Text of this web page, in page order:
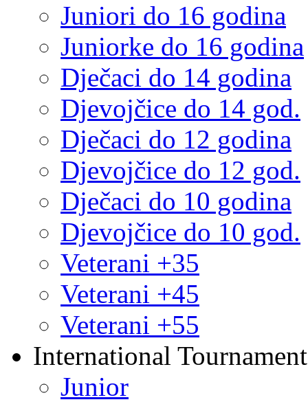
Juniori do 16 godina
Juniorke do 16 godina
Dječaci do 14 godina
Djevojčice do 14 god.
Dječaci do 12 godina
Djevojčice do 12 god.
Dječaci do 10 godina
Djevojčice do 10 god.
Veterani +35
Veterani +45
Veterani +55
International
Junior